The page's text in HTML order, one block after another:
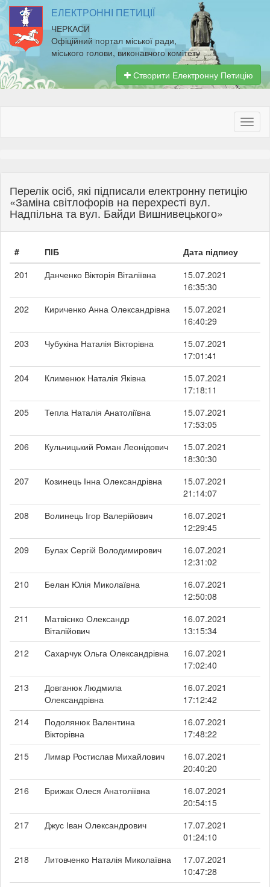
ЕЛЕКТРОННІ ПЕТИЦІЇ
ЧЕРКАСИ
Офіційний портал міської ради,
міського голови, виконавчого комітету
Створити Електронну Петицію
Перелік осіб, які підписали електронну петицію
«Заміна світлофорів на перехресті вул.
Надпільна та вул. Байди Вишнивецького»
# ПІБ
Дата підпису
201
Данченко Вікторія Віталіївна
15.07.2021
16:35:30
202
Кириченко Анна Олександрівна
15.07.2021
16:40:29
203
Чубукіна Наталія Вікторівна
15.07.2021
17:01:41
204
Клименюк Наталія Яківна
15.07.2021
17:18:11
205
Тепла Наталія Анатоліївна
15.07.2021
17:53:05
206
Кульчицький Роман Леонідович
15.07.2021
18:30:30
207
Козинець Інна Олександрівна
15.07.2021
21:14:07
208
Волинець Ігор Валерійович
16.07.2021
12:29:45
209
Булах Сергій Володимирович
16.07.2021
12:31:02
210
Белан Юлія Миколаївна
16.07.2021
12:50:08
211
Матвієнко Олександр
Віталійович
16.07.2021
13:15:34
212
Сахарчук Ольга Олександрівна
16.07.2021
17:02:40
213
Довганюк Людмила
Олександрівна
16.07.2021
17:12:42
214
Подолянюк Валентина
Вікторівна
16.07.2021
17:48:22
215
Лимар Ростислав Михайлович
16.07.2021
20:40:20
216
Брижак Олеся Анатоліївна
16.07.2021
20:54:15
217
Джус Іван Олександрович
17.07.2021
01:24:10
218
Литовченко Наталія Миколаївна
17.07.2021
10:47:28